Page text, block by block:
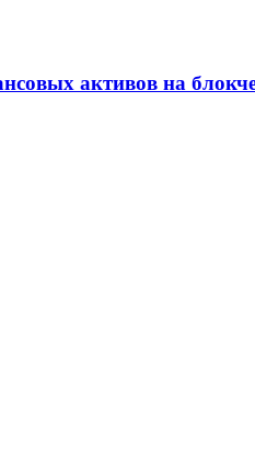
активов на